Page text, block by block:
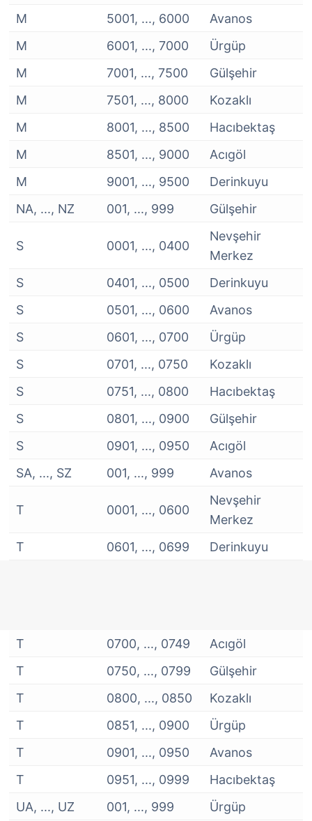
M
5001, ..., 6000
Avanos
M
6001, ..., 7000
Ürgüp
M
7001, ..., 7500
Gülşehir
M
7501, ..., 8000
Kozaklı
M
8001, ..., 8500
Hacıbektaş
M
8501, ..., 9000
Acıgöl
M
9001, ..., 9500
Derinkuyu
NA, ..., NZ
001, ..., 999 Gülşehir
S 0001, ..., 0400
Nevşehir
Merkez
S
0401, ..., 0500
Derinkuyu
S
0501, ..., 0600
Avanos
S
0601, ..., 0700
Ürgüp
S
0701, ..., 0750
Kozaklı
S
0751, ..., 0800
Hacıbektaş
S
0801, ..., 0900
Gülşehir
S
0901, ..., 0950
Acıgöl
SA, ..., SZ
001, ..., 999 Avanos
T 0001, ..., 0600
Nevşehir
Merkez
T
0601, ..., 0699 Derinkuyu
T 0700, ..., 0749
Acıgöl
T
0750, ..., 0799
Gülşehir
T
0800, ..., 0850
Kozaklı
T
0851, ..., 0900
Ürgüp
T
0901, ..., 0950
Avanos
T
0951, ..., 0999
Hacıbektaş
UA, ..., UZ
001, ..., 999 Ürgüp